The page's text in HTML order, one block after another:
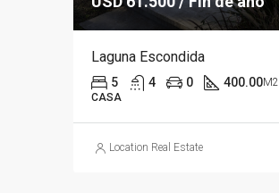
Laguna Escondida
5 4 0 400.00M2
CASA
Location Real Estate